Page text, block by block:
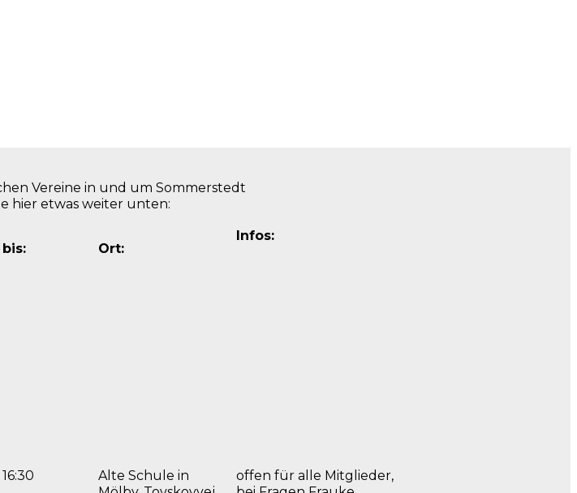
Vereine in und um Sommerstedt
hier etwas weiter unten:
bis: Ort:
Infos:
16:30
Alte Schule in
offen für alle Mitglieder,